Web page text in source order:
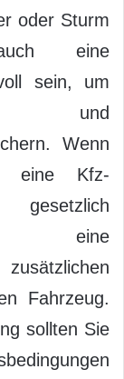
oder Sturm
eine
sein, um
und
Wenn
eine Kfz-
eine
Fahrzeug.
sollten Sie